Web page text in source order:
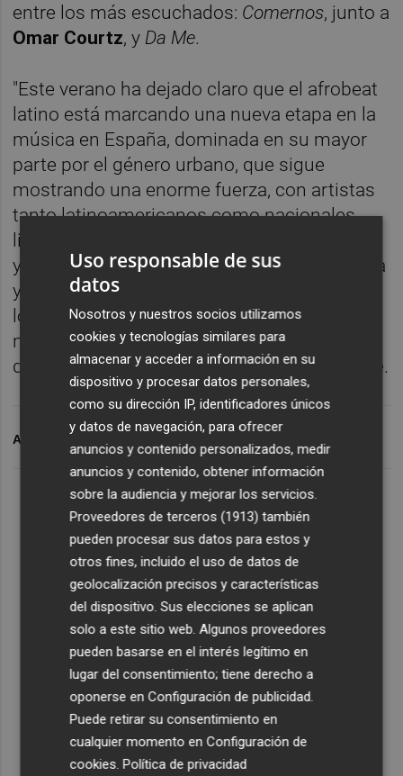
entre los más escuchados: Comernos, junto a
Omar Courtz, y Da Me.
"Este verano ha dejado claro que el afrobeat
latino está marcando una nueva etapa en la
música en España, dominada en su mayor
parte por el género urbano, que sigue
mostrando una enorme fuerza, con artistas
tanto latinoamericanos como nacionales
liderando las listas. Esta mezcla de sonidos
y talentos refleja una escena musical diversa
y vibrante, demostrando la gran variedad de
los gustos musicales que conviven en
nuestro país", ha declarado el Editorial Lead
de España e Italia en Spotify,Darío Manrique.
ARCHIVADO EN
Uso responsable de sus
datos
Nosotros y nuestros socios utilizamos
cookies y tecnologías similares para
almacenar y acceder a información en su
dispositivo y procesar datos personales,
como su dirección IP, identificadores únicos
y datos de navegación, para ofrecer
anuncios y contenido personalizados, medir
anuncios y contenido, obtener información
sobre la audiencia y mejorar los servicios.
Proveedores de terceros (1913) también
pueden procesar sus datos para estos y
otros fines, incluido el uso de datos de
geolocalización precisos y características
del dispositivo. Sus elecciones se aplican
solo a este sitio web. Algunos proveedores
pueden basarse en el interés legítimo en
lugar del consentimiento; tiene derecho a
oponerse enConfiguración de publicidad.
Puede retirar su consentimiento en
cualquier momento enConfiguración de
cookies.Política de privacidad